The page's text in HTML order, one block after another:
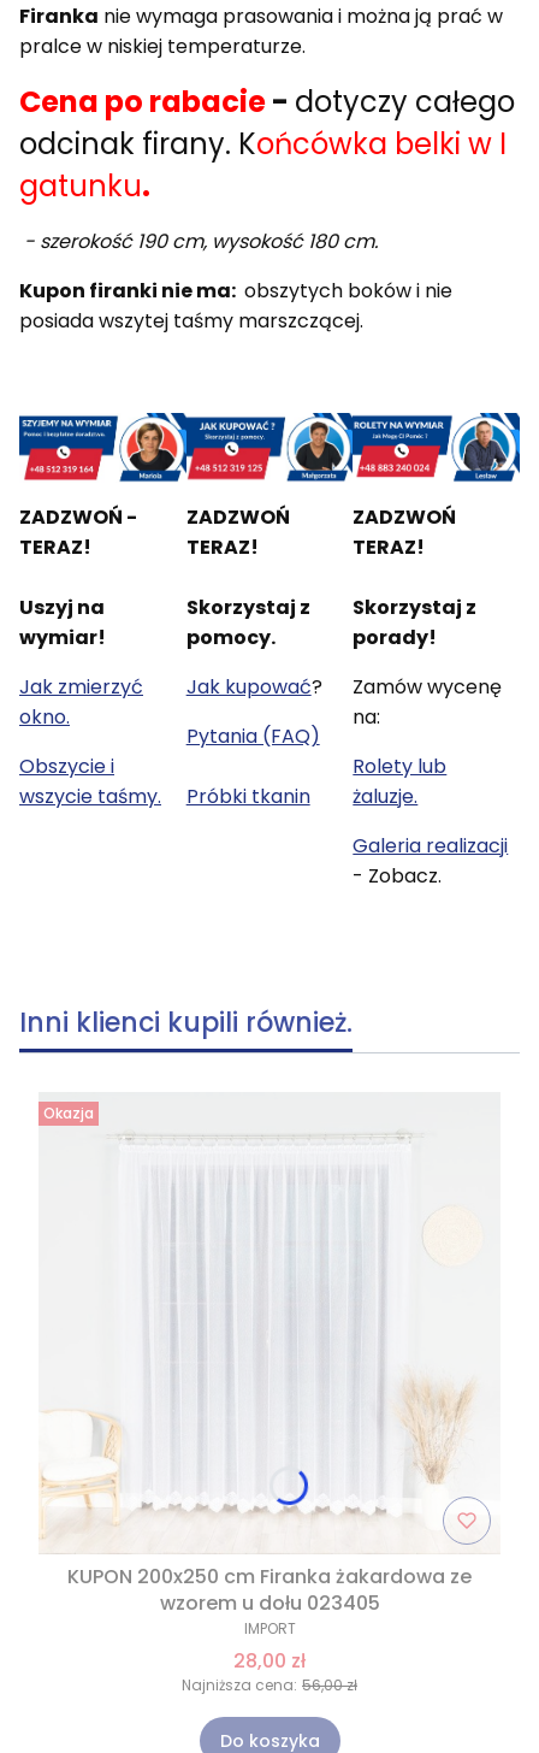
Firanka nie wymaga prasowania i można ją prać w
pralce w niskiej temperaturze.
Cena po rabacie- dotyczy całego
odcinak firany. Końcówka belki w I
gatunku.
- szerokość 190 cm, wysokość 180 cm.
Kupon firanki nie ma: obszytych boków i nie
posiada wszytej taśmy marszczącej.
ZADZWOŃ -
TERAZ!
Uszyj na
wymiar!
Jak zmierzyć
okno.
Obszycie i
wszycie taśmy.
ZADZWOŃ
TERAZ!
Skorzystaj z
pomocy.
Jak kupować?
Pytania (FAQ)
Próbki tkanin
ZADZWOŃ
TERAZ!
Skorzystaj z
porady!
Zamów wycenę
na:
Rolety lub
żaluzje.
Galeria realizacji
- Zobacz.
Inni klienci kupili również.
Okazja
KUPON 200x250 cm Firanka żakardowa ze
wzorem u dołu 023405
IMPORT
28,00 zł
Najniższa cena: 56,00 zł
Do koszyka